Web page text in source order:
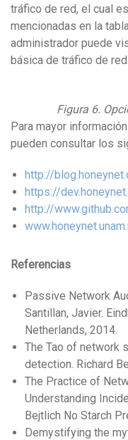
tráfico de red, el cual
mencionadas en la
administrador puede
básica de tráfico de red.
Figura 6.
Para mayor
pueden consultar los
http://
https://
http://
Referencias
Passive Network
Santillan, Javier.
Netherlands, 2014.
The Tao of network
detection. Richard
The Practice of
Understanding
Bejtlich No Starch
Demystifying the